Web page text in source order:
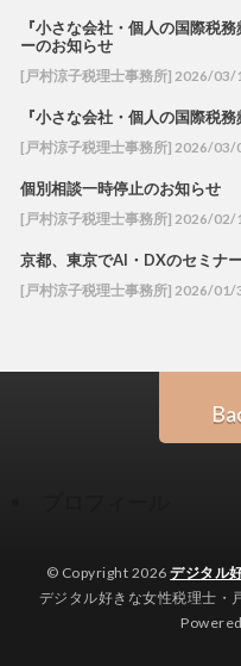
『小さな会社・個人の国際税
ーのお知らせ
[戸村涼子税理士事務所] 2026/03/
『小さな会社・個人の国際税
[戸村涼子税理士事務所] 2026/03/
個別相談一時停止のお知らせ
[戸村涼子税理士事務所] 2026/02/
京都、東京でAI・DXのセミナ
[戸村涼子税理士事務所] 2026/01/
© Copyright 2026デジタル
デジタル好きな女性税理士・